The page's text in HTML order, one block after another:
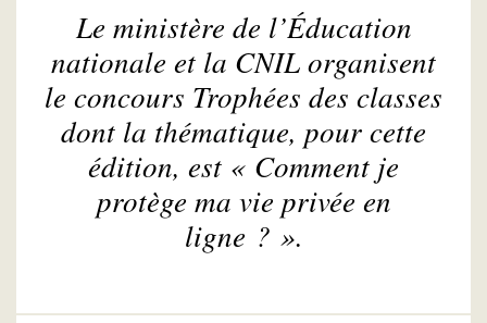
Le ministère de l’Éducation
nationale et la CNIL organisent
le concours Trophées des classes
dont la thématique, pour cette
édition, est « Comment je
protège ma vie privée en
ligne ? ».